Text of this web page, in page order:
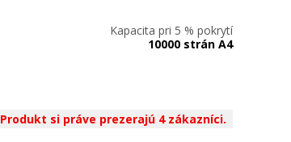
Kapacita pri 5 % pokrytí
10000 strán A4
Produkt si práve prezerajú 4 zákazníci.